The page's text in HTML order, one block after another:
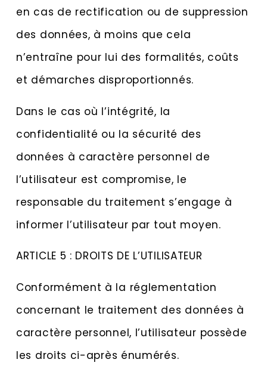
en cas de rectification ou de suppression
des données, à moins que cela
n’entraîne pour lui des formalités, coûts
et démarches disproportionnés.
Dans le cas où l’intégrité, la
confidentialité ou la sécurité des
données à caractère personnel de
l’utilisateur est compromise, le
responsable du traitement s’engage à
informer l’utilisateur par tout moyen.
ARTICLE 5 : DROITS DE L’UTILISATEUR
Conformément à la réglementation
concernant le traitement des données à
caractère personnel, l’utilisateur possède
les droits ci-après énumérés.